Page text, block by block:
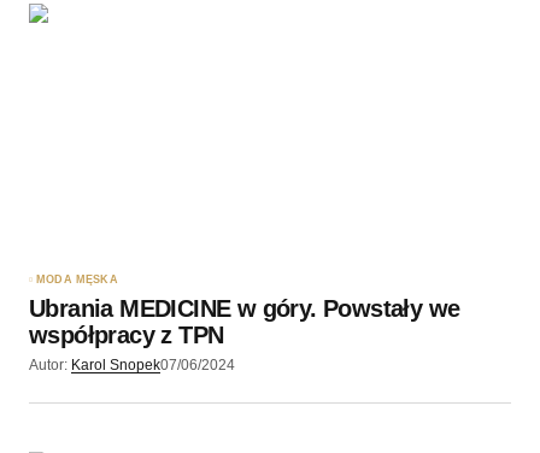
MODA MĘSKA
Ubrania MEDICINE w góry. Powstały we
współpracy z TPN
Autor: Karol Snopek07/06/2024